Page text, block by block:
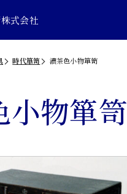
式会社
時代箪笥 濃茶色小物箪笥
小物箪笥